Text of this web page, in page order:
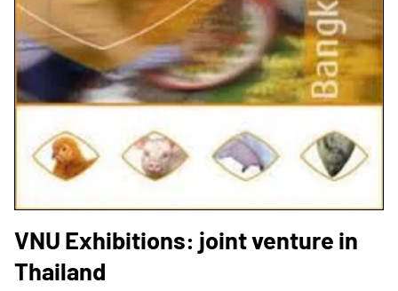
VNU Exhibitions: joint venture in
Thailand